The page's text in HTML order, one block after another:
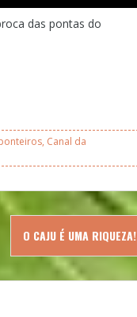
das pontas do
, Canal da
O CAJU É UMA RIQUEZA!